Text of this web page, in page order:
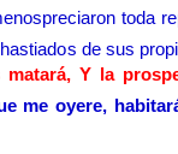
toda
de sus
Y la
me oyere,